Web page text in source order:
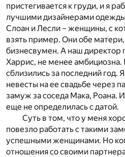
пристегивается к груди, и я
лучшими дизайнерами одежды
Слоан и Лесли – женщины, с
взять пример. Они обе
бизнесвумен. А наш директор
Харрис, не менее амбициозна.
сблизились за последний
невесты на ее свадьбе через
замуж за соседа Мака, Роана.
еще не определилась с датой.
Суть в том, что у меня
повезло работать с такими
успешными женщинами. Но
отношения со своими